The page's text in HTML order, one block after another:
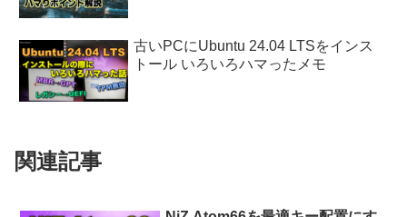
古いPCにUbuntu 24.04 LTSをインス
トール いろいろハマったメモ
関連記事